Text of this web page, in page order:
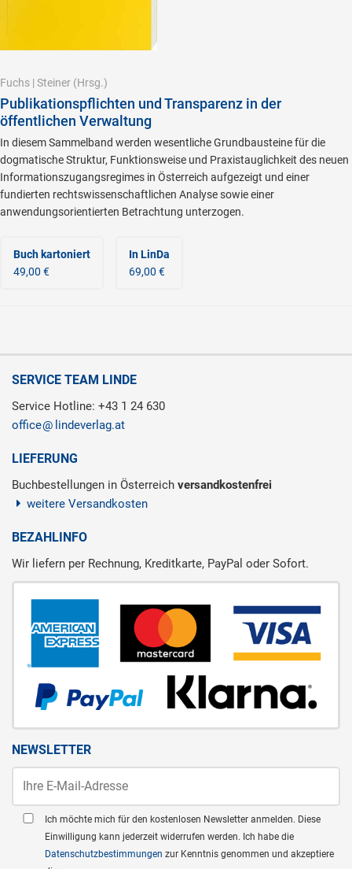
Fuchs | Steiner (Hrsg.)
Publikationspflichten und Transparenz in der
öffentlichen Verwaltung
In diesem Sammelband werden wesentliche Grundbausteine für die
dogmatische Struktur, Funktionsweise und Praxistauglichkeit des neuen
Informationszugangsregimes in Österreich aufgezeigt und einer
fundierten rechtswissenschaftlichen Analyse sowie einer
anwendungsorientierten Betrachtung unterzogen.
Buch kartoniert
49,00 €
In LinDa
69,00 €
SERVICE TEAM LINDE
Service Hotline: +43 1 24 630
office
lindeverlag.at
LIEFERUNG
Buchbestellungen in Österreich versandkostenfrei
weitere Versandkosten
BEZAHLINFO
Wir liefern per Rechnung, Kreditkarte, PayPal oder Sofort.
NEWSLETTER
Ich möchte mich für den kostenlosen Newsletter anmelden. Diese
Einwilligung kann jederzeit widerrufen werden. Ich habe die
Datenschutzbestimmungen zur Kenntnis genommen und akzeptiere